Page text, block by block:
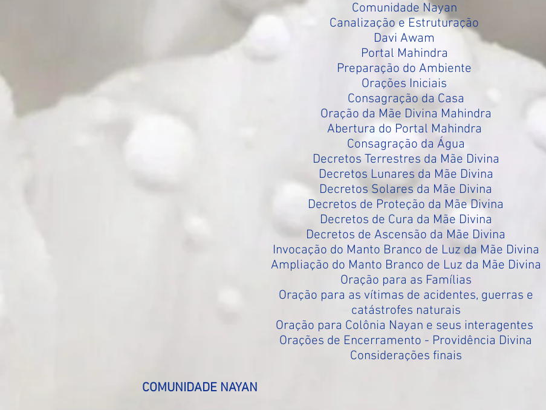
Comunidade Nayan
Canalização e Estruturação
Davi Awam
Portal Mahindra
Preparação do Ambiente
Orações Iniciais
Consagração da Casa
Oração da Mãe Divina Mahindra
Abertura do Portal Mahindra
Consagração da Água
Decretos Terrestres da Mãe Divina
Decretos Lunares da Mãe Divina
Decretos Solares da Mãe Divina
Decretos de Proteção da Mãe Divina
Decretos de Cura da Mãe Divina
Decretos de Ascensão da Mãe Divina
Invocação do Manto Branco de Luz da Mãe Divina
Ampliação do Manto Branco de Luz da Mãe Divina
Oração para as Famílias
Oração para as vítimas de acidentes, guerras e
catástrofes naturais
Oração para Colônia Nayan e seus interagentes
Orações de Encerramento - Providência Divina
Considerações finais
COMUNIDADE NAYAN